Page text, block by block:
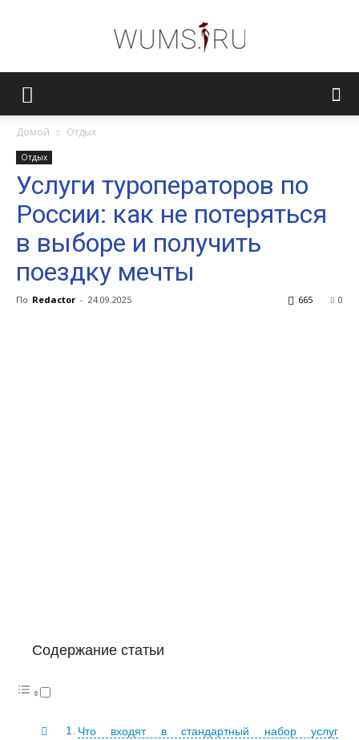
Домой Отдых
Отдых
Услуги туроператоров по
России: как не потеряться
в выборe и получить
поездку мечты
По Redactor - 24.09.2025 0
665
Содержание статьи
Что входят в стандартный набор услуг